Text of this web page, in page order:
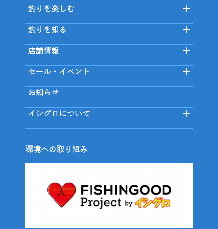
釣りを楽しむ
釣りを知る
店舗情報
セール・イベント
お知らせ
イシグロについて
環境への取り組み